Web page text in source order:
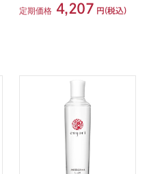
定期価格 4,207 円(税込)